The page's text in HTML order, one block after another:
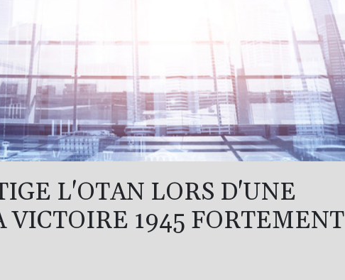
L'OTAN LORS D'UNE
VICTOIRE 1945 FORTEMENT